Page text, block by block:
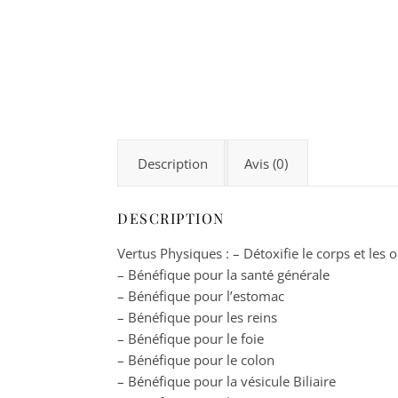
Description Avis (0)
DESCRIPTION
Vertus Physiques : – Détoxifie le corps et les
– Bénéfique pour la santé générale
– Bénéfique pour l’estomac
– Bénéfique pour les reins
– Bénéfique pour le foie
– Bénéfique pour le colon
– Bénéfique pour la vésicule Biliaire